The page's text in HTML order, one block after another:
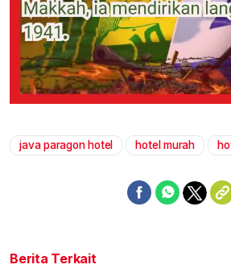
java paragon hotel hotel murah
Berita Terkait